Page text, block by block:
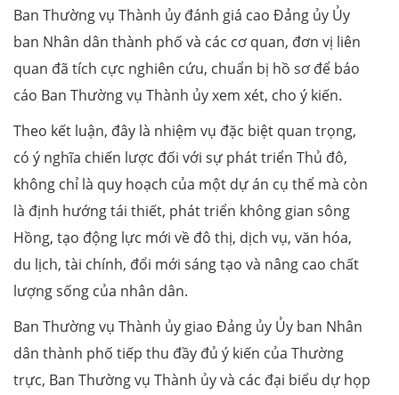
Ban Thường vụ Thành ủy đánh giá cao Đảng ủy Ủy
ban Nhân dân thành phố và các cơ quan, đơn vị liên
quan đã tích cực nghiên cứu, chuẩn bị hồ sơ để báo
cáo Ban Thường vụ Thành ủy xem xét, cho ý kiến.
Theo kết luận, đây là nhiệm vụ đặc biệt quan trọng,
có ý nghĩa chiến lược đối với sự phát triển Thủ đô,
không chỉ là quy hoạch của một dự án cụ thể mà còn
là định hướng tái thiết, phát triển không gian sông
Hồng, tạo động lực mới về đô thị, dịch vụ, văn hóa,
du lịch, tài chính, đổi mới sáng tạo và nâng cao chất
lượng sống của nhân dân.
Ban Thường vụ Thành ủy giao Đảng ủy Ủy ban Nhân
dân thành phố tiếp thu đầy đủ ý kiến của Thường
trực, Ban Thường vụ Thành ủy và các đại biểu dự họp